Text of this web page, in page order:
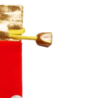
址：
或監護人之同意方可使用
起之損失，本公司不負相關責
註冊。若發現惡意使用之情形，
運費
運費